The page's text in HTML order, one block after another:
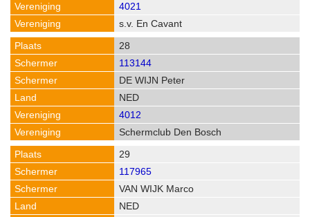
4021
s.v. En Cavant
28
113144
DE WIJN Peter
NED
4012
Schermclub Den Bosch
29
117965
VAN WIJK Marco
NED